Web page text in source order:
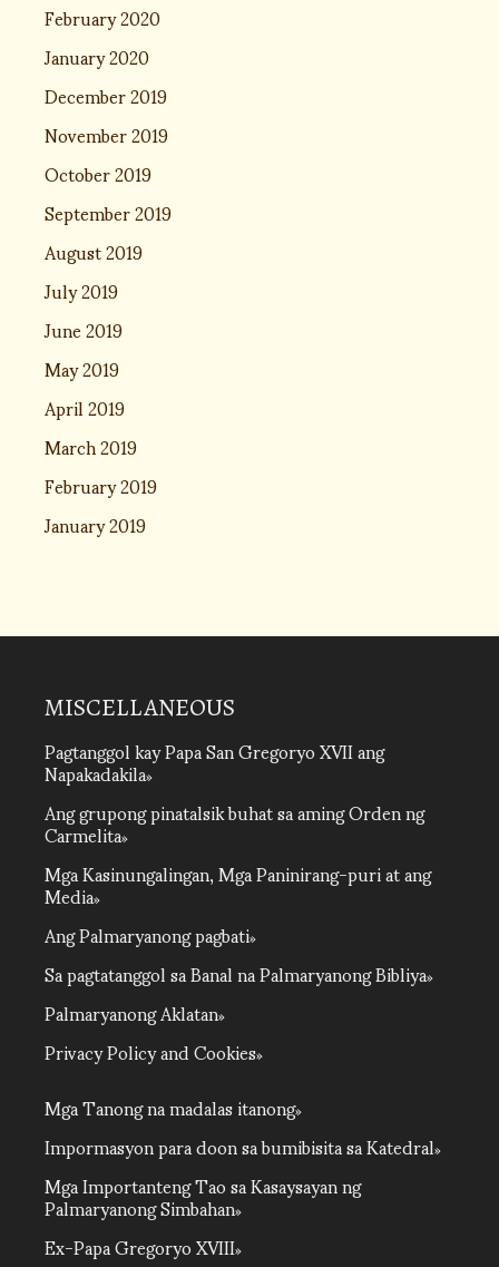
February 2020
January 2020
December 2019
November 2019
October 2019
September 2019
August 2019
July 2019
June 2019
May 2019
April 2019
March 2019
February 2019
January 2019
MISCELLANEOUS
Pagtanggol kay Papa San Gregoryo XVII ang
Napakadakila
Ang grupong pinatalsik buhat sa aming Orden ng
Carmelita
Mga Kasinungalingan, Mga Paninirang-puri at ang
Media
Ang Palmaryanong pagbati
Sa pagtatanggol sa Banal na Palmaryanong Bibliya
Palmaryanong Aklatan
Privacy Policy and Cookies
Mga Tanong na madalas itanong
Impormasyon para doon sa bumibisita sa Katedral
Mga Importanteng Tao sa Kasaysayan ng
Palmaryanong Simbahan
Ex-Papa Gregoryo XVIII